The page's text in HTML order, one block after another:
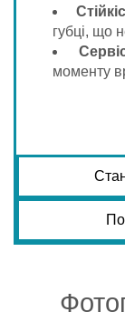
губці, що
моменту